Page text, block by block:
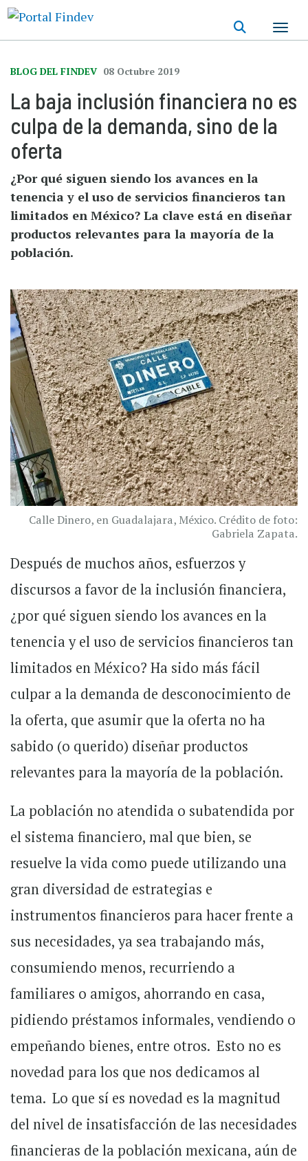
principal
BLOG DEL FINDEV 08 Octubre 2019
La baja inclusión financiera no es
culpa de la demanda, sino de la
oferta
¿Por qué siguen siendo los avances en la
tenencia y el uso de servicios financieros tan
limitados en México? La clave está en diseñar
productos relevantes para la mayoría de la
población.
Calle Dinero, en Guadalajara, México. Crédito de foto:
Gabriela Zapata.
Después de muchos años, esfuerzos y
discursos a favor de la inclusión financiera,
¿por qué siguen siendo los avances en la
tenencia y el uso de servicios financieros tan
limitados en México? Ha sido más fácil
culpar a la demanda de desconocimiento de
la oferta, que asumir que la oferta no ha
sabido (o querido) diseñar productos
relevantes para la mayoría de la población.
La población no atendida o subatendida por
el sistema financiero, mal que bien, se
resuelve la vida como puede utilizando una
gran diversidad de estrategias e
instrumentos financieros para hacer frente a
sus necesidades, ya sea trabajando más,
consumiendo menos, recurriendo a
familiares o amigos, ahorrando en casa,
pidiendo préstamos informales, vendiendo o
empeñando bienes, entre otros. Esto no es
novedad para los que nos dedicamos al
tema. Lo que sí es novedad es la magnitud
del nivel de insatisfacción de las necesidades
financieras de la población mexicana, aún de